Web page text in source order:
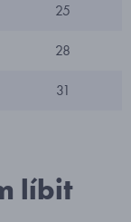
25
28
31
líbit